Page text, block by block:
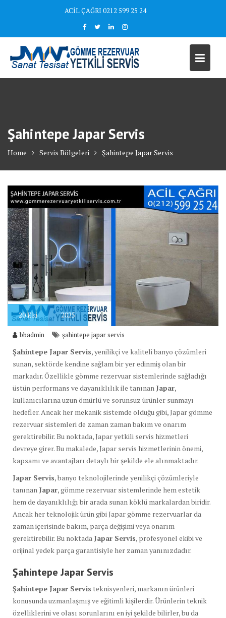
ACİL ÇAĞRI 0212 599 25 24
Şahintepe Japar Servis
Home Servis Bölgeleri Şahintepe Japar Servis
20Eki 2025
bbadmin şahintepe japar servis
Şahintepe Japar Servis, yenilikçi ve kaliteli banyo çözümleri
sunan, sektörde kendine sağlam bir yer edinmiş olan bir
markadır. Özellikle gömme rezervuar sistemlerinde sağladığı
üstün performans ve dayanıklılık ile tanınan Japar,
kullanıcılarına uzun ömürlü ve sorunsuz ürünler sunmayı
hedefler. Ancak her mekanik sistemde olduğu gibi, Japar gömme
rezervuar sistemleri de zaman zaman bakım ve onarım
gerektirebilir. Bu noktada, Japar yetkili servis hizmetleri
devreye girer. Bu makalede, Japar servis hizmetlerinin önemi,
kapsamı ve avantajları detaylı bir şekilde ele alınmaktadır.
Japar Servis, banyo teknolojilerinde yenilikçi çözümleriyle
tanınan Japar, gömme rezervuar sistemlerinde hem estetik
hem de dayanıklılığı bir arada sunan köklü markalardan biridir.
Ancak her teknolojik ürün gibi Japar gömme rezervuarlar da
zaman içerisinde bakım, parça değişimi veya onarım
gerektirebilir. Bu noktada Japar Servis, profesyonel ekibi ve
orijinal yedek parça garantisiyle her zaman yanınızdadır.
Şahintepe Japar Servis
Şahintepe Japar Servis teknisyenleri, markanın ürünleri
konusunda uzmanlaşmış ve eğitimli kişilerdir. Ürünlerin teknik
özelliklerini ve olası sorunlarını en iyi şekilde bilirler, bu da